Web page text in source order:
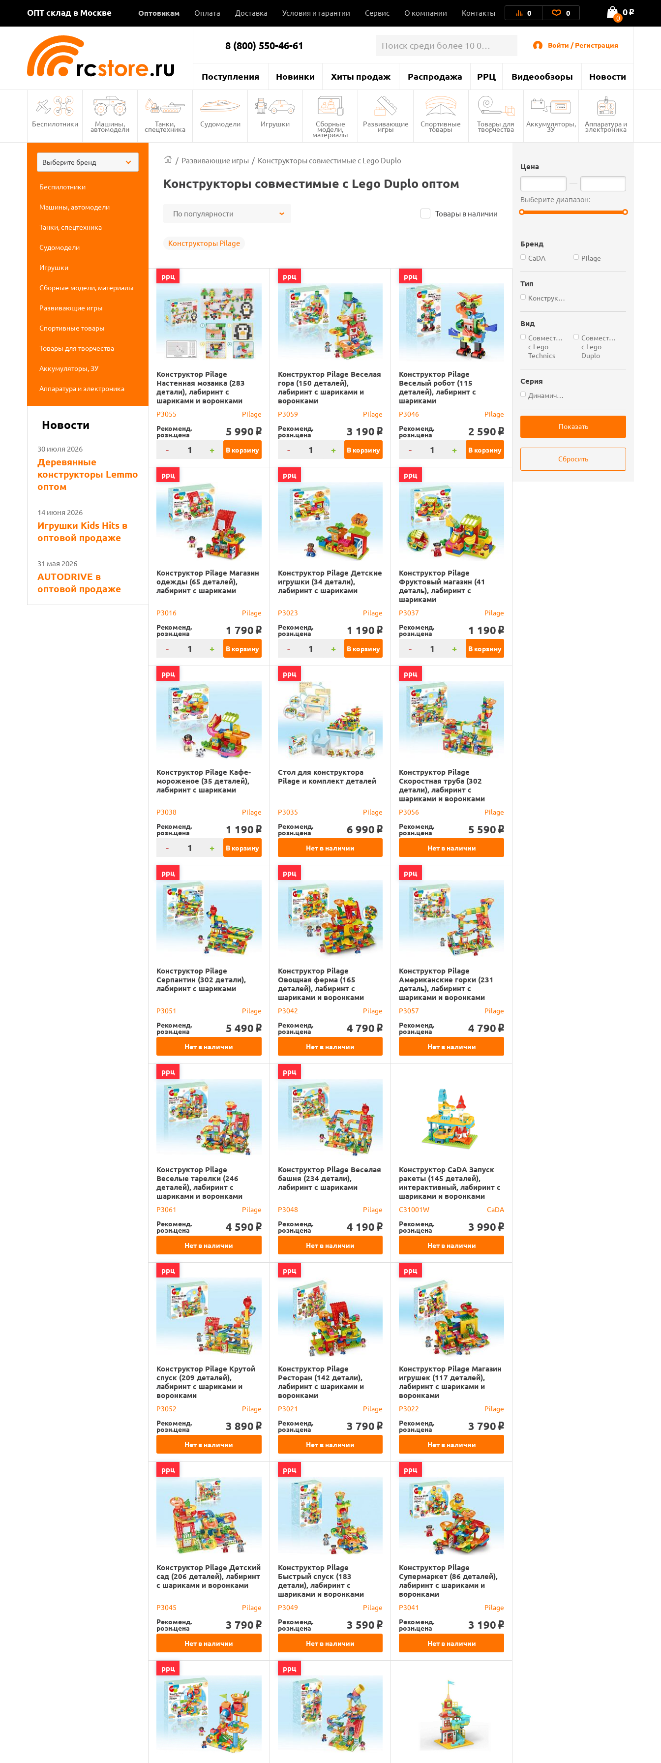
ОПТ склад в Москве Оптовикам Оплата Доставка Условия и гарантии Сервис О компании Контакты 0 0 0
0 o
8 (800) 550-46-61 Войти / Регистрация
Поступления Новинки Хиты продаж Распродажа РРЦ Видеообзоры Новости
Беспилотники Машины,
автомодели
Танки,
спецтехника
Судомодели Игрушки Сборные
модели,
материалы
Развивающие
игры
Спортивные
товары
Товары для
творчества
Аккумуляторы,
ЗУ
Аппаратура и
электроника
Выберите бренд
Беспилотники
Машины, автомодели
Танки, спецтехника
Судомодели
Игрушки
Сборные модели, материалы
Развивающие игры
Спортивные товары
Товары для творчества
Аккумуляторы, ЗУ
Аппаратура и электроника
Новости
30 июля 2026
Деревянные
конструкторы Lemmo
оптом
14 июня 2026
Игрушки Kids Hits в
оптовой продаже
31 мая 2026
AUTODRIVE в
оптовой продаже
Цена
Выберите диапазон:
Бренд
CaDA Pilage
Тип
Конструкторы
Вид
Cовместимые
с Lego
Technics
Совместимые
c Lego
Duplo
Серия
Динамические
/ Развивающие игры / Конструкторы совместимые с Lego Duplo
Конструкторы совместимые с Lego Duplo оптом
По популярности Товары в наличии
Конструкторы Pilage
ррц
Конструктор Pilage
Настенная мозаика (283
детали), лабиринт с
шариками и воронками
P3055
Pilage
Рекоменд.
розн.цена 5 990 o
- + В корзину
ррц
Конструктор Pilage Веселая
гора (150 деталей),
лабиринт с шариками и
воронками
P3059
Pilage
Рекоменд.
розн.цена 3 190 o
- + В корзину
ррц
Конструктор Pilage
Веселый робот (115
деталей), лабиринт с
шариками
P3046
Pilage
Рекоменд.
розн.цена 2 590 o
- + В корзину
ррц
Конструктор Pilage Магазин
одежды (65 деталей),
лабиринт с шариками
P3016
Pilage
Рекоменд.
розн.цена 1 790 o
- + В корзину
ррц
Конструктор Pilage Детские
игрушки (34 детали),
лабиринт с шариками
P3023
Pilage
Рекоменд.
розн.цена 1 190 o
- + В корзину
ррц
Конструктор Pilage
Фруктовый магазин (41
деталь), лабиринт с
шариками
P3037
Pilage
Рекоменд.
розн.цена 1 190 o
- + В корзину
ррц
Конструктор Pilage Кафе-
мороженое (35 деталей),
лабиринт с шариками
P3038
Pilage
Рекоменд.
розн.цена 1 190 o
- + В корзину
ррц
Стол для конструктора
Pilage и комплект деталей
P3035
Pilage
Рекоменд.
розн.цена 6 990 o
Нет в наличии
ррц
Конструктор Pilage
Скоростная труба (302
детали), лабиринт с
шариками и воронками
P3056
Pilage
Рекоменд.
розн.цена 5 590 o
Нет в наличии
ррц
Конструктор Pilage
Серпантин (302 детали),
лабиринт с шариками
P3051
Pilage
Рекоменд.
розн.цена 5 490 o
Нет в наличии
ррц
Конструктор Pilage
Овощная ферма (165
деталей), лабиринт с
шариками и воронками
P3042
Pilage
Рекоменд.
розн.цена 4 790 o
Нет в наличии
ррц
Конструктор Pilage
Американские горки (231
деталь), лабиринт с
шариками и воронками
P3057
Pilage
Рекоменд.
розн.цена 4 790 o
Нет в наличии
ррц
Конструктор Pilage
Веселые тарелки (246
деталей), лабиринт с
шариками и воронками
P3061
Pilage
Рекоменд.
розн.цена 4 590 o
Нет в наличии
ррц
Конструктор Pilage Веселая
башня (234 детали),
лабиринт с шариками
P3048
Pilage
Рекоменд.
розн.цена 4 190 o
Нет в наличии
Конструктор CaDA Запуск
ракеты (145 деталей),
интерактивный, лабиринт с
шариками и воронками
C31001W
CaDA
Рекоменд.
розн.цена 3 990 o
Нет в наличии
ррц
Конструктор Pilage Крутой
спуск (209 деталей),
лабиринт с шариками и
воронками
P3052
Pilage
Рекоменд.
розн.цена 3 890 o
Нет в наличии
ррц
Конструктор Pilage
Ресторан (142 детали),
лабиринт с шариками и
воронками
P3021
Pilage
Рекоменд.
розн.цена 3 790 o
Нет в наличии
ррц
Конструктор Pilage Магазин
игрушек (117 деталей),
лабиринт с шариками и
воронками
P3022
Pilage
Рекоменд.
розн.цена 3 790 o
Нет в наличии
ррц
Конструктор Pilage Детский
сад (206 деталей), лабиринт
с шариками и воронками
P3045
Pilage
Рекоменд.
розн.цена 3 790 o
Нет в наличии
ррц
Конструктор Pilage
Быстрый спуск (183
детали), лабиринт с
шариками и воронками
P3049
Pilage
Рекоменд.
розн.цена 3 590 o
Нет в наличии
ррц
Конструктор Pilage
Супермаркет (86 деталей),
лабиринт с шариками и
воронками
P3041
Pilage
Рекоменд.
розн.цена 3 190 o
Нет в наличии
ррц ррц